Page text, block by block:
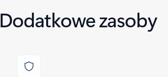
Dodatkowe zasoby